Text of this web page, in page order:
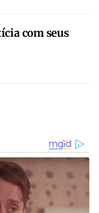
com seus